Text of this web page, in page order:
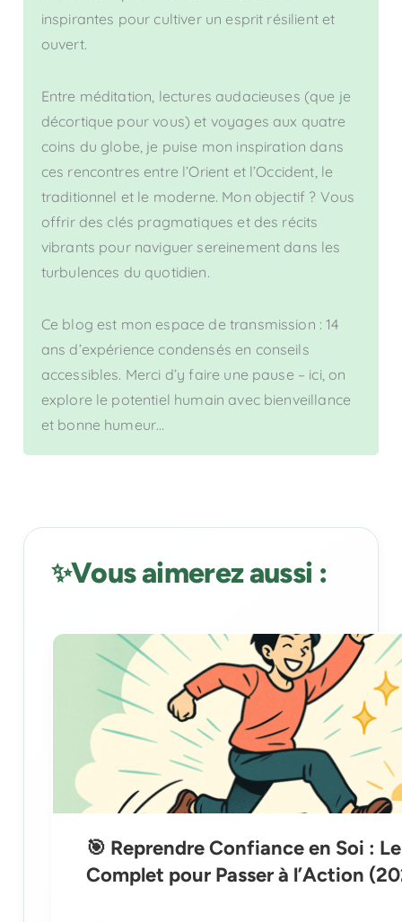
inspirantes pour cultiver un esprit résilient et
ouvert.
Entre méditation, lectures audacieuses (que je
décortique pour vous) et voyages aux quatre
coins du globe, je puise mon inspiration dans
ces rencontres entre l’Orient et l’Occident, le
traditionnel et le moderne. Mon objectif ? Vous
offrir des clés pragmatiques et des récits
vibrants pour naviguer sereinement dans les
turbulences du quotidien.
Ce blog est mon espace de transmission : 14
ans d’expérience condensés en conseils
accessibles. Merci d’y faire une pause – ici, on
explore le potentiel humain avec bienveillance
et bonne humeur…
Vous aimerez aussi :
🎯 Reprendre Confiance en Soi :
Complet pour Passer à l’Action